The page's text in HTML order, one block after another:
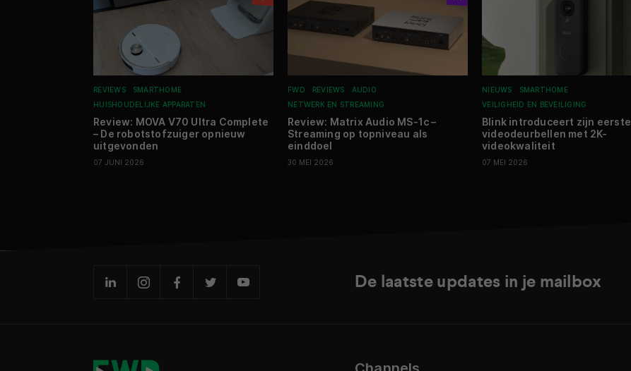
REVIEWS
SMARTHOME
HUISHOUDELIJKE APPARATEN
Review: MOVA V70 Ultra Complete
– De robotstofzuiger opnieuw
uitgevonden
07 JUNI 2026
FWD REVIEWS
AUDIO
NETWERK EN STREAMING
Review: Matrix Audio MS-1c –
Streaming op topniveau als
einddoel
30 MEI 2026
NIEUWS
SMARTHOME
VEILIGHEID EN BEVEILIGING
Blink introduceert zijn eerste
videodeurbellen met 2K-
videokwaliteit
07 MEI 2026
De laatste updates in je mailbox